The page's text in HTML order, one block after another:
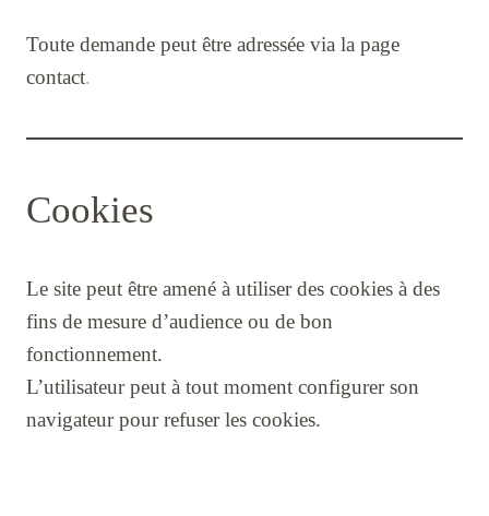
Toute demande peut être adressée via la page
contact.
Cookies
Le site peut être amené à utiliser des cookies à des
fins de mesure d’audience ou de bon
fonctionnement.
L’utilisateur peut à tout moment configurer son
navigateur pour refuser les cookies.